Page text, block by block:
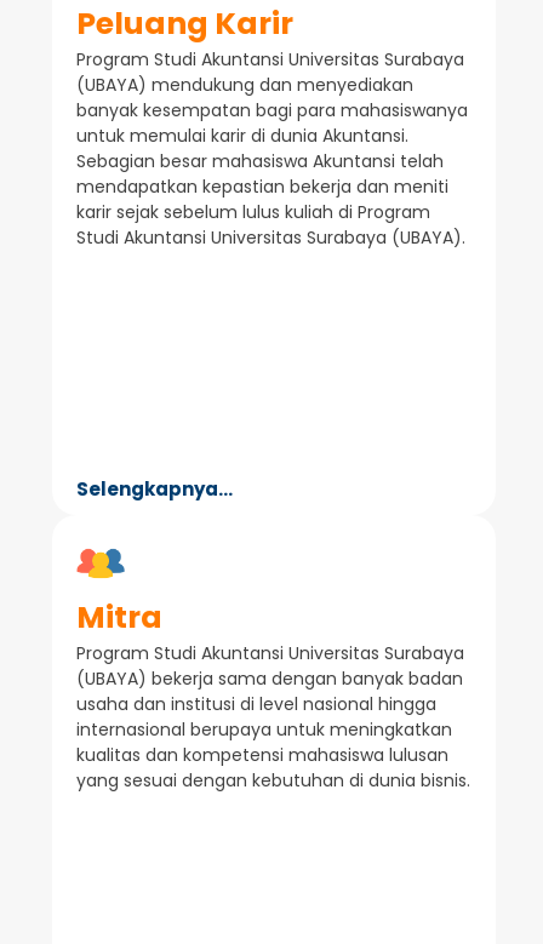
Peluang Karir
Program Studi Akuntansi Universitas Surabaya
(UBAYA) mendukung dan menyediakan
banyak kesempatan bagi para mahasiswanya
untuk memulai karir di dunia Akuntansi.
Sebagian besar mahasiswa Akuntansi telah
mendapatkan kepastian bekerja dan meniti
karir sejak sebelum lulus kuliah di Program
Studi Akuntansi Universitas Surabaya (UBAYA).
Selengkapnya...
Mitra
Program Studi Akuntansi Universitas Surabaya
(UBAYA) bekerja sama dengan banyak badan
usaha dan institusi di level nasional hingga
internasional berupaya untuk meningkatkan
kualitas dan kompetensi mahasiswa lulusan
yang sesuai dengan kebutuhan di dunia bisnis.